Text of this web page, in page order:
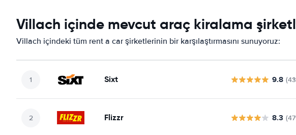
Villach içinde mevcut araç kiralama
Villach içindeki tüm rent a car şirketlerinin bir karşılaştırmasını sunuyoruz:
Sixt 9.8
Flizzr 8.3